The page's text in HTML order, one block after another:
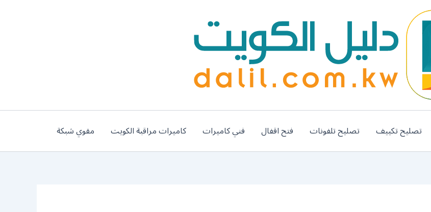
تصليح تكييف تصليح تلفونات فتح اقفال فني كاميرات كاميرات مراقبة الكويت مقوي شبكة